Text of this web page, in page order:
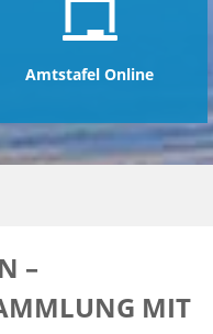
Amtstafel Online
–
MIT